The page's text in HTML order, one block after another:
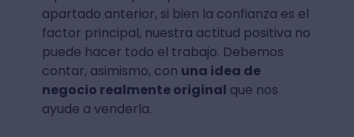
apartado anterior, si bien la confianza es el
factor principal, nuestra actitud positiva no
puede hacer todo el trabajo. Debemos
contar, asimismo, con una idea de
negocio realmente original que nos
ayude a venderla.